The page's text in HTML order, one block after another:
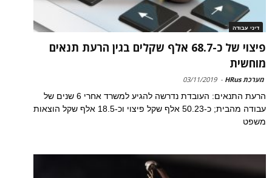
דיני עבודה
פיצוי של כ-68.7 אלף שקלים בגין הרעת תנאים
מוחשית
מערכת HRus -
03/11/2019
הרעת התנאים: העובדת נדרשה להגיע למשרד אחרי 6 שנים של
עבודה מהבית; כ-50.23 אלף שקל פיצוי וכ-18.5 אלף שקל הוצאות
משפט